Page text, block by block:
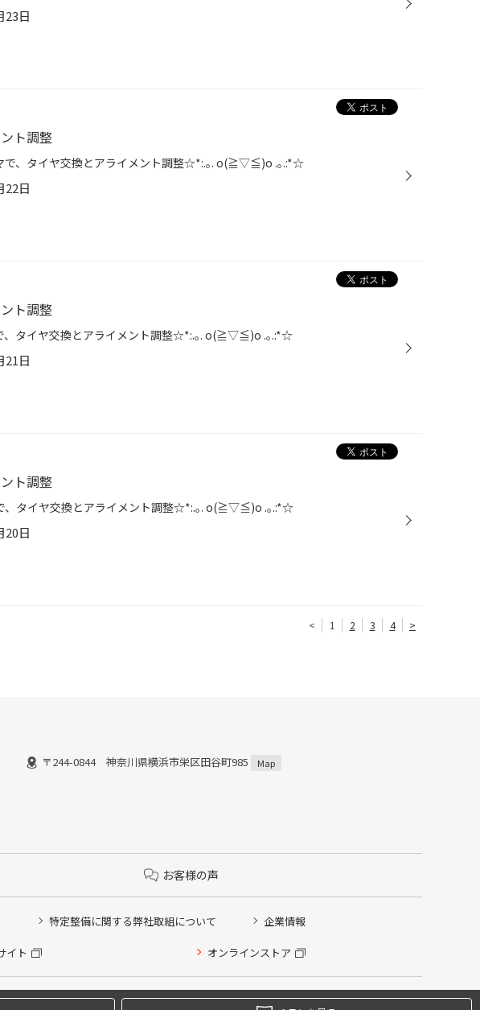
23日
ト調整
で、タイヤ交換とアライメント調整☆*:.｡. o(≧▽≦)o .｡.:*☆
22日
ト調整
、タイヤ交換とアライメント調整☆*:.｡. o(≧▽≦)o .｡.:*☆
21日
ト調整
、タイヤ交換とアライメント調整☆*:.｡. o(≧▽≦)o .｡.:*☆
20日
< 1 2 3 4 >
〒244-0844 神奈川県横浜市栄区田谷町985 Map
お客様の声
特定整備に関する弊社取組について 企業情報
イト オンラインストア
Reserved.